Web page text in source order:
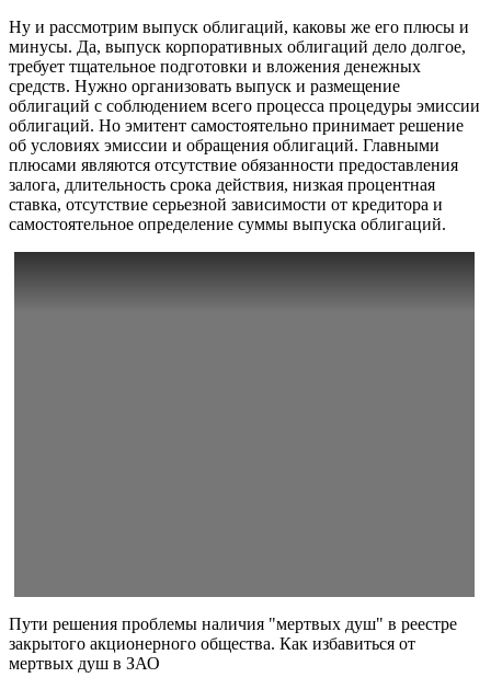
Ну и рассмотрим выпуск облигаций, каковы же его плюсы и
минусы. Да, выпуск корпоративных облигаций дело долгое,
требует тщательное подготовки и вложения денежных
средств. Нужно организовать выпуск и размещение
облигаций с соблюдением всего процесса процедуры эмиссии
облигаций. Но эмитент самостоятельно принимает решение
об условиях эмиссии и обращения облигаций. Главными
плюсами являются отсутствие обязанности предоставления
залога, длительность срока действия, низкая процентная
ставка, отсутствие серьезной зависимости от кредитора и
самостоятельное определение суммы выпуска облигаций.
Пути решения проблемы наличия "мертвых душ" в реестре
закрытого акционерного общества. Как избавиться от
мертвых душ в ЗАО